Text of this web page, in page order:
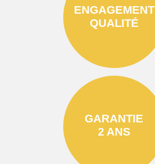
ENGAGEMENT
QUALITÉ
GARANTIE
2 ANS